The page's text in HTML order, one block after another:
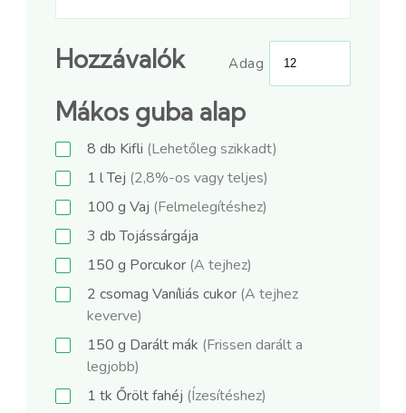
Hozzávalók Adag
Mákos guba alap
8 db Kifli (Lehetőleg szikkadt)
1 lTej (2,8%-os vagy teljes)
100 g Vaj (Felmelegítéshez)
3 dbTojássárgája
150 g Porcukor (A tejhez)
2 csomag Vaníliás cukor (A tejhez
keverve)
150 g Darált mák (Frissen darált a
legjobb)
1 tk Őrölt fahéj (Ízesítéshez)